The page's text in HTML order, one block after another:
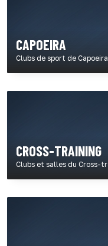
CAPOEIRA
Clubs de sport de
CROSS-TRAINING
Clubs et salles du Cross-